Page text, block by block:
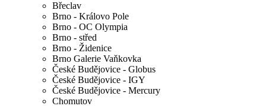
Břeclav
Brno - Královo Pole
Brno - OC Olympia
Brno - střed
Brno - Židenice
Brno Galerie Vaňkovka
České Budějovice - Globus
České Budějovice - IGY
České Budějovice - Mercury
Chomutov